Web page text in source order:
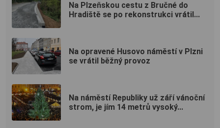
Na Plzeňskou cestu z Bručné do
Hradiště se po rekonstrukci vrátil...
Na opravené Husovo náměstí v Plzni
se vrátil běžný provoz
Na náměstí Republiky už září vánoční
strom, je jím 14 metrů vysoký...